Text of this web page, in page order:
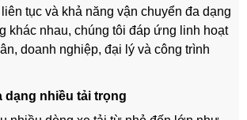
tục và khả năng vận chuyển đa dạng
khác nhau, chúng tôi đáp ứng linh hoạt
doanh nghiệp, đại lý và công trình
dạng nhiều tải trọng